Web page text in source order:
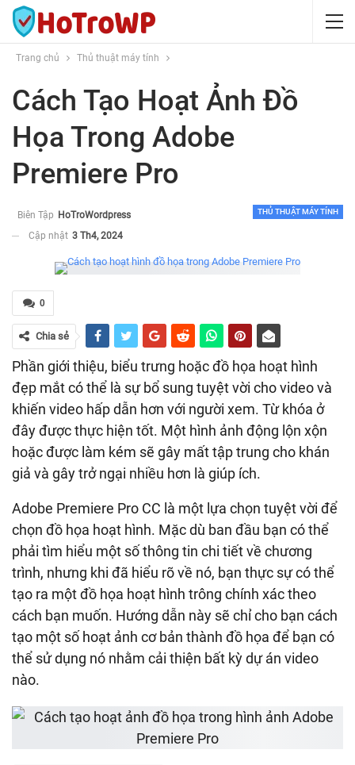
Trang chủ Thủ thuật máy tính
Cách Tạo Hoạt Ảnh Đồ
Họa Trong Adobe
Premiere Pro
THỦ THUẬT MÁY TÍNH
Biên Tập HoTroWordpress
Cập nhật 3 Th4, 2024
0
Chia sẻ
Phần giới thiệu, biểu trưng hoặc đồ họa hoạt hình
đẹp mắt có thể là sự bổ sung tuyệt vời cho video và
khiến video hấp dẫn hơn với người xem. Từ khóa ở
đây được thực hiện tốt. Một hình ảnh động lộn xộn
hoặc được làm kém sẽ gây mất tập trung cho khán
giả và gây trở ngại nhiều hơn là giúp ích.
Adobe Premiere Pro CC là một lựa chọn tuyệt vời để
chọn đồ họa hoạt hình. Mặc dù ban đầu bạn có thể
phải tìm hiểu một số thông tin chi tiết về chương
trình, nhưng khi đã hiểu rõ về nó, bạn thực sự có thể
tạo ra một đồ họa hoạt hình trông chính xác theo
cách bạn muốn. Hướng dẫn này sẽ chỉ cho bạn cách
tạo một số hoạt ảnh cơ bản thành đồ họa để bạn có
thể sử dụng nó nhằm cải thiện bất kỳ dự án video
nào.